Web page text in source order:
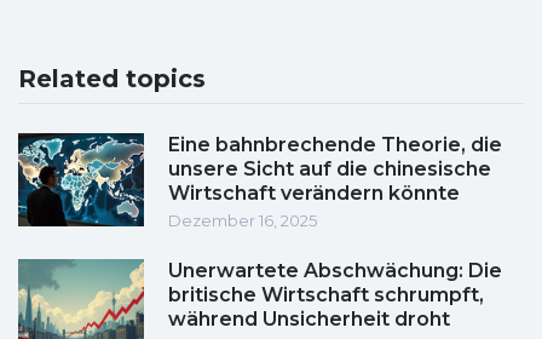
Related topics
Eine bahnbrechende Theorie, die
unsere Sicht auf die chinesische
Wirtschaft verändern könnte
Dezember 16, 2025
Unerwartete Abschwächung: Die
britische Wirtschaft schrumpft,
während Unsicherheit droht